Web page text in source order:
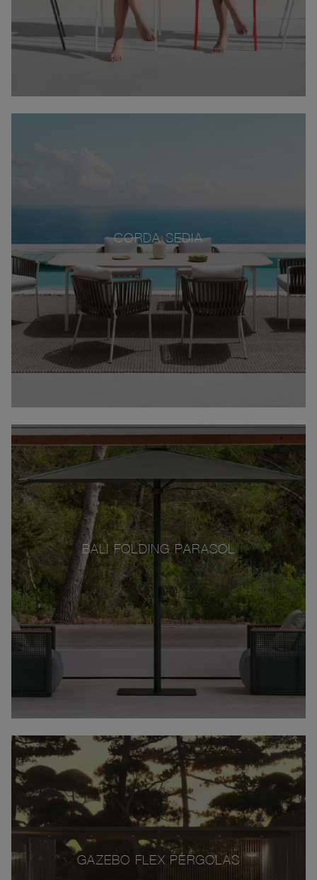
CORDA SEDIA
BALI FOLDING PARASOL
GAZEBO FLEX PERGOLAS